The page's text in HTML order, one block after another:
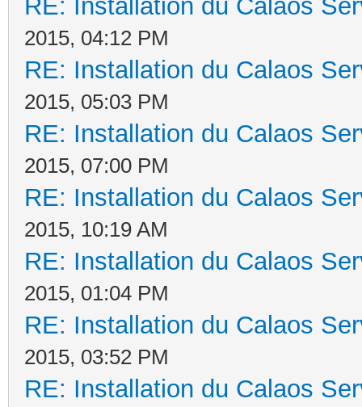
RE: Installation du Calaos
2015, 04:12 PM
RE: Installation du Calaos
2015, 05:03 PM
RE: Installation du Calaos
2015, 07:00 PM
RE: Installation du Calaos
2015, 10:19 AM
RE: Installation du Calaos
2015, 01:04 PM
RE: Installation du Calaos
2015, 03:52 PM
RE: Installation du Calaos